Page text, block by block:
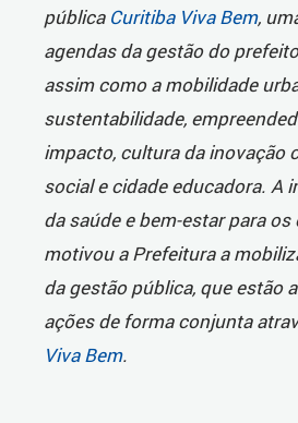
pública Curitiba Viva Bem,
agendas da gestão do
assim como a mobilidade
sustentabilidade,
impacto, cultura da inovação
social e cidade educadora. A
da saúde e bem-estar para
motivou a Prefeitura a
da gestão pública, que estão
ações de forma conjunta
Viva Bem.